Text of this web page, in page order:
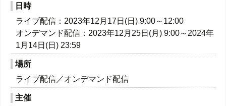
日時
ライブ配信：2023年12月17日(日) 9:00～12:00
オンデマンド配信：2023年12月25日(月) 9:00～2024年
1月14日(日) 23:59
場所
ライブ配信／オンデマンド配信
主催